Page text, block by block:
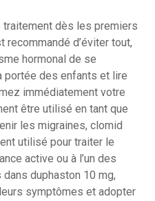
dès les premiers
d’éviter tout,
hormonal de se
portée des enfants et lire
immédiatement votre
être utilisé en tant que
les migraines, clomid
utilisé pour traiter le
active ou à l’un des
duphaston 10 mg,
symptômes et adopter